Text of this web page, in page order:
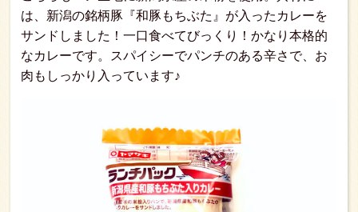
は、新潟の銘柄豚『和豚もちぶた』が入ったカレーを
サンドしました！一口食べてびっくり！かなり本格的
なカレーです。スパイシーでパンチのある辛さで、お
肉もしっかり入っています♪